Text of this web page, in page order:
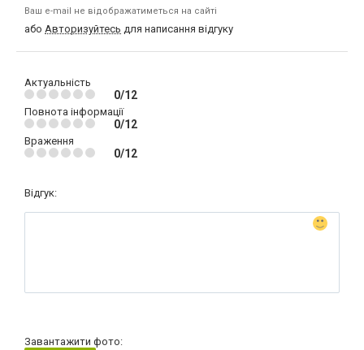
Ваш e-mail не відображатиметься на сайті
або Авторизуйтесь для написання відгуку
Актуальність
0/12
Повнота інформації
0/12
Враження
0/12
Відгук:
Завантажити фото: